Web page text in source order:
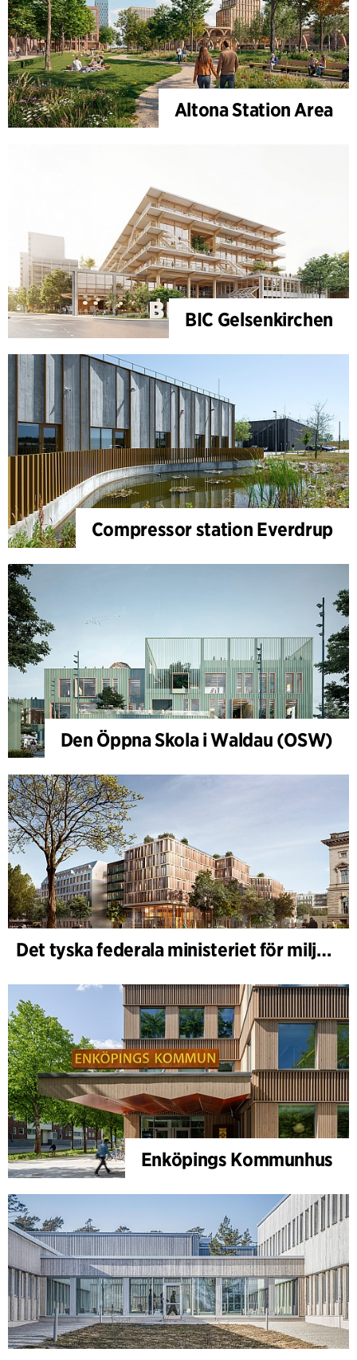
Altona Station Area
BIC Gelsenkirchen
Compressor station Everdrup
Den Öppna Skola i Waldau (OSW)
Det tyska federala ministeriet för miljö - BMUKN
Enköpings Kommunhus